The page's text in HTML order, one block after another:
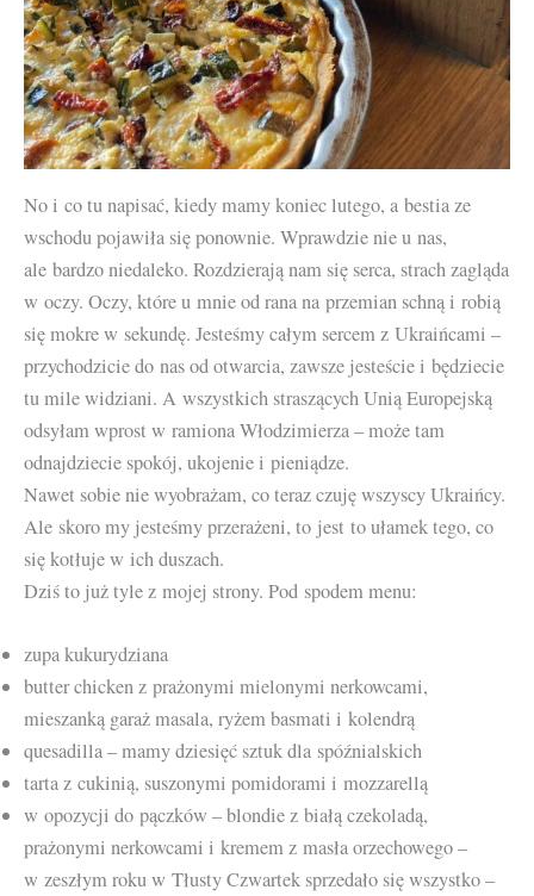
No i co tu napisać, kiedy mamy koniec lutego, a bestia ze
wschodu pojawiła się ponownie. Wprawdzie nie u nas,
ale bardzo niedaleko. Rozdzierają nam się serca, strach zagląda
w oczy. Oczy, które u mnie od rana na przemian schną i robią
się mokre w sekundę. Jesteśmy całym sercem z Ukraińcami –
przychodzicie do nas od otwarcia, zawsze jesteście i będziecie
tu mile widziani. A wszystkich straszących Unią Europejską
odsyłam wprost w ramiona Włodzimierza – może tam
odnajdziecie spokój, ukojenie i pieniądze.
Nawet sobie nie wyobrażam, co teraz czuję wszyscy Ukraińcy.
Ale skoro my jesteśmy przerażeni, to jest to ułamek tego, co
się kotłuje w ich duszach.
Dziś to już tyle z mojej strony. Pod spodem menu:
zupa kukurydziana
butter chicken z prażonymi mielonymi nerkowcami,
mieszanką garaż masala, ryżem basmati i kolendrą
quesadilla – mamy dziesięć sztuk dla spóźnialskich
tarta z cukinią, suszonymi pomidorami i mozzarellą
w opozycji do pączków – blondie z białą czekoladą,
prażonymi nerkowcami i kremem z masła orzechowego –
w zeszłym roku w Tłusty Czwartek sprzedało się wszystko –